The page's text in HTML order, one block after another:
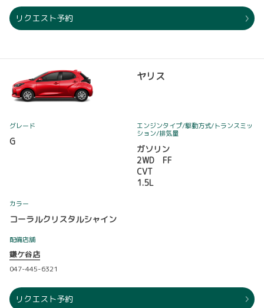
リクエスト予約
ヤリス
グレード
G
エンジンタイプ/駆動方式/トランスミッ
ション/排気量
ガソリン
2WD FF
CVT
1.5L
カラー
コーラルクリスタルシャイン
配備店舗
鎌ケ谷店
047-445-6321
リクエスト予約